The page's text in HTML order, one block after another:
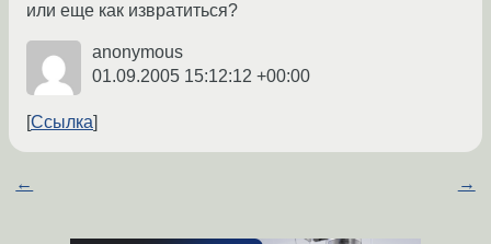
или еще как извратиться?
anonymous
01.09.2005 15:12:12 +00:00
Ссылка
← →